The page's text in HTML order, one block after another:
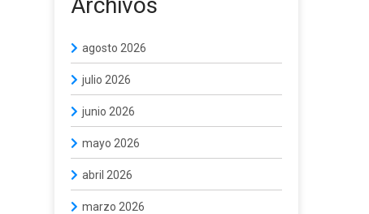
agosto 2026
julio 2026
junio 2026
mayo 2026
abril 2026
marzo 2026